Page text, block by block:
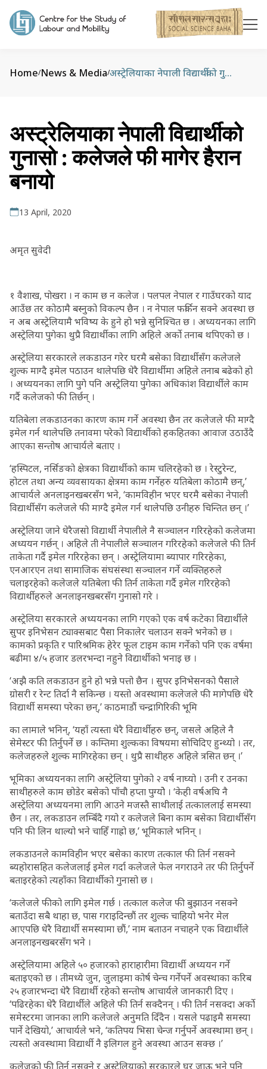
Home/News & Media/ अस्ट्रेलियाका नेपाली विद्यार्थीको गुनासो : कलेजले फी मागेर हैरान बनायो
अस्ट्रेलियाका नेपाली विद्यार्थीको
गुनासो : कलेजले फी मागेर हैरान
बनायो
13 April, 2020
अमृत सुवेदी
१ वैशाख, पोखरा । न काम छ न कलेज । पलपल नेपाल र गाउँघरको याद
आउँछ तर कोठामै बस्नुको विकल्प छैन । न नेपाल फर्किन सक्ने अवस्था छ
न अब अस्ट्रेलियामै भविष्य के हुने हो भन्ने सुनिश्चित छ । अध्ययनका लागि
अस्ट्रेलिया पुगेका थुप्रै विद्यार्थीका लागि अहिले अर्को तनाब थपिएको छ ।
अस्ट्रेलिया सरकारले लकडाउन गरेर घरमै बसेका विद्यार्थीसँग कलेजले
शुल्क माग्दै इमेल पठाउन थालेपछि धेरै विद्यार्थीमा अहिले तनाब बढेको हो
। अध्ययनका लागि पुगे पनि अस्ट्रेलिया पुगेका अधिकांश विद्यार्थीले काम
गर्दै कलेजको फी तिर्छन् ।
यतिबेला लकडाउनका कारण काम गर्ने अवस्था छैन तर कलेजले फी माग्दै
इमेल गर्न थालेपछि तनावमा परेको विद्यार्थीको हकहितका आवाज उठाउँदै
आएका सन्तोष आचार्यले बताए ।
‘हस्पिटल, नर्सिङको क्षेत्रका विद्यार्थीको काम चलिरहेको छ । रेस्टुरेन्ट,
होटल तथा अन्य व्यवसायका क्षेत्रमा काम गर्नेहरु यतिबेला कोठामै छन्,’
आचार्यले अनलाइनखबरसँग भने, ‘कामविहीन भएर घरमै बसेका नेपाली
विद्यार्थीसँग कलेजले फी माग्दै इमेल गर्न थालेपछि उनीहरु चिन्तित छन् ।’
अस्ट्रेलिया जाने धेरैजसो विद्यार्थी नेपालीले नै सञ्चालन गरिरहेको कलेजमा
अध्ययन गर्छन् । अहिले ती नेपालीले सञ्चालन गरिरहेको कलेजले फी तिर्न
ताकेता गर्दै इमेल गरिरहेका छन् । अस्ट्रेलियामा ब्यापार गरिरहेका,
एनआरएन तथा सामाजिक संघसंस्था सञ्चालन गर्ने व्यक्तिहरुले
चलाइरहेको कलेजले यतिबेला फी तिर्न ताकेता गर्दै इमेल गरिरहेको
विद्यार्थीहरुले अनलाइनखबरसँग गुनासो गरे ।
अस्ट्रेलिया सरकारले अध्ययनका लागि गएको एक वर्ष कटेका विद्यार्थीले
सुपर इनिभेसन ट्याक्सबाट पैसा निकालेर चलाउन सक्ने भनेको छ ।
कामको प्रकृति र पारिश्रमिक हेरेर फूल टाइम काम गर्नेको पनि एक वर्षमा
बढीमा ४/५ हजार डलरभन्दा नहुने विद्यार्थीको भनाइ छ ।
‘अझै कति लकडाउन हुने हो भन्ने पत्तो छैन । सुपर इनिभेसनको पैसाले
ग्रोसरी र रेन्ट तिर्दा नै सकिन्छ । यस्तो अवस्थामा कलेजले फी मागेपछि धेरै
विद्यार्थी समस्या परेका छन्,’ काठमाडौं चन्द्रागिरिकी भूमि
का लामाले भनिन्, ‘यहाँ त्यस्ता धेरै विद्यार्थीहरु छन्, जसले अहिले नै
सेमेस्टर फी तिर्नुपर्ने छ । कम्तिमा शुल्कका विषयमा सोचिदिए हुन्थ्यो । तर,
कलेजहरुले शुल्क मागिरहेका छन् । थुप्रै साथीहरु अहिले त्रसित छन् ।’
भूमिका अध्ययनका लागि अस्ट्रेलिया पुगेको २ वर्ष नाघ्यो । उनी र उनका
साथीहरुले काम छोडेर बसेको पाँचौ हप्ता पुग्योे । ‘केही वर्षअघि नै
अस्ट्रेलिया अध्ययनमा लागि आउने मजस्तै साथीलाई तत्काललाई समस्या
छैन । तर, लकडाउन लम्बिँदै गयो र कलेजले बिना काम बसेका विद्यार्थीसँग
पनि फी लिन थाल्यो भने चाहिँ गाह्रो छ,’ भूमिकाले भनिन् ।
लकडाउनले कामविहीन भएर बसेका कारण तत्काल फी तिर्न नसक्ने
ब्यहोरासहित कलेजलाई इमेल गर्दा कलेजले फेल नगराउने तर फी तिर्नुपर्ने
बताइरहेको त्यहाँका विद्यार्थीको गुनासो छ ।
‘कलेजले फीको लागि इमेल गर्छ । तत्काल कलेज फी बुझाउन नसक्ने
बताउँदा सबै थाहा छ, पास गराइदिन्छौं तर शुल्क चाहियो भनेर मेल
आएपछि धेरै विद्यार्थी समस्यामा छौं,’ नाम बताउन नचाहने एक विद्यार्थीले
अनलाइनखबरसँग भने ।
अस्ट्रेलियामा अहिले ५० हजारको हाराहारीमा विद्यार्थी अध्ययन गर्ने
बताइएको छ । तीमध्ये जुन, जुलाइमा कोर्ष चेन्च गर्नेपर्ने अवस्थाका करिब
२५ हजारभन्दा धेरै विद्यार्थी रहेको सन्तोष आचार्यले जानकारी दिए ।
‘पढिरहेका धेरै विद्यार्थीले अहिले फी तिर्न सक्दैनन् । फी तिर्न नसक्दा अर्को
समेस्टरमा जानका लागि कलेजले अनुमति दिँदैन । यसले पढाइमै समस्या
पार्ने देखियो,’ आचार्यले भने, ‘कतिपय भिसा चेन्ज गर्नुपर्ने अवस्थामा छन् ।
त्यस्तो अवस्थामा विद्यार्थी नै इलिगल हुने अवस्था आउन सक्छ ।’
कलेजको फी तिर्न नसक्ने र अस्ट्रेलियाको सरकारले घर जाऊ भने पनि